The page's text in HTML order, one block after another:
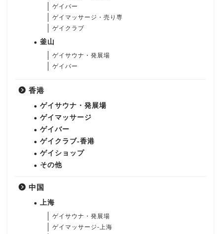
ゲイバー
ゲイマッサージ・売り専
ゲイクラブ
釜山
ゲイサウナ・発展場
ゲイバー
香港
ゲイサウナ・発展場
ゲイマッサージ
ゲイバー
ゲイクラブ-香港
ゲイショップ
その他
中国
上海
ゲイサウナ・発展場
ゲイマッサージ-上海